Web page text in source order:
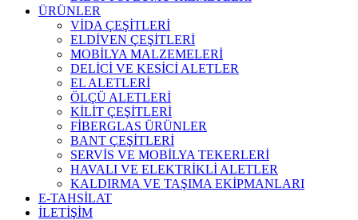
ÜRÜNLER
VİDA ÇEŞİTLERİ
ELDİVEN ÇEŞİTLERİ
MOBİLYA MALZEMELERİ
DELİCİ VE KESİCİ ALETLER
EL ALETLERİ
ÖLÇÜ ALETLERİ
KİLİT ÇEŞİTLERİ
FİBERGLAS ÜRÜNLER
BANT ÇEŞİTLERİ
SERVİS VE MOBİLYA TEKERLERİ
HAVALI VE ELEKTRİKLİ ALETLER
KALDIRMA VE TAŞIMA EKİPMANLARI
E-TAHSİLAT
İLETİŞİM